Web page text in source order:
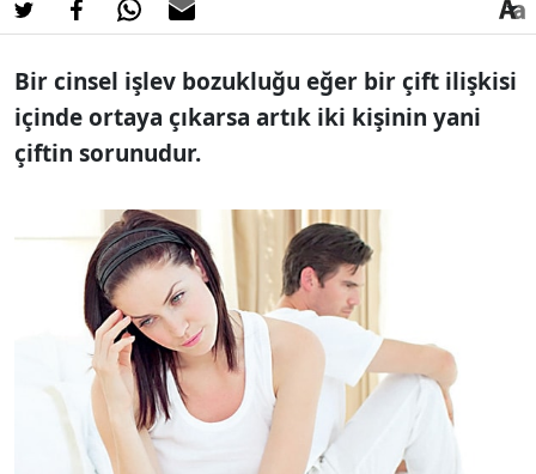
Bir cinsel işlev bozukluğu eğer bir çift ilişkisi
içinde ortaya çıkarsa artık iki kişinin yani
çiftin sorunudur.